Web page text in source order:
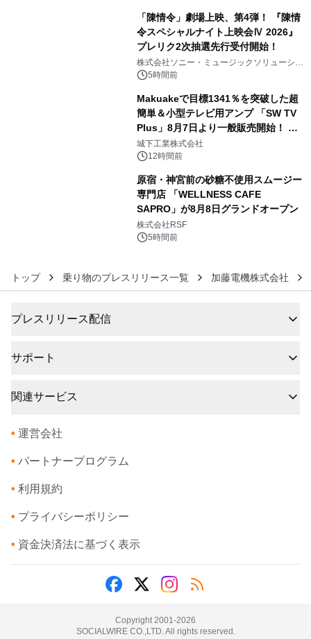
「陳情令」劇場上映、第4弾！ 『陳情
令スペシャルナイト上映会Ⅳ 2026』
プレリク2次抽選先行受付開始！
株式会社ソニー・ミュージックソリューショ
ンズ5時間前
Makuakeで目標1341％を突破した超
簡単＆小型テレビ用アンプ 「SW TV
Plus」8月7日より一般販売開始！ ケ
ーブル1本つなぐだけ、テレビの音が
ぐっと豊かに
城下工業株式会社
12時間前
原宿・神宮前の砂糖不使用スムージー
専門店 「WELLNESS CAFE
SAPRO」が8月8日グランドオープン
株式会社RSF
5時間前
トップ 乗り物のプレスリリース一覧 加藤電機株式会社
プレスリリース配信
サポート
関連サービス
• 運営会社
• パートナープログラム
• 利用規約
• プライバシーポリシー
• 資金決済法に基づく表示
Copyright 2001-2026
SOCIALWIRE CO.,LTD. All rights reserved.